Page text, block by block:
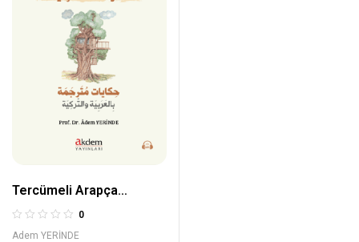
Tercümeli Arapça
Hikâyeler 3 0
Adem YERİNDE